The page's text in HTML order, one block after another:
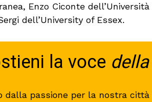
Enzo Ciconte
dell’University of Essex.
la voce
dalla passione per la nostra